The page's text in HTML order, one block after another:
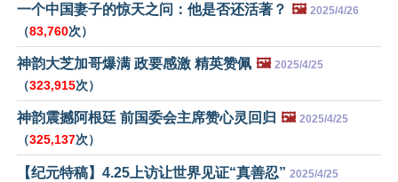
一个中国妻子的惊天之问：他是否还活著？ 🖼️ 2025/4/26
（83,760次）
神韵大芝加哥爆满 政要感激 精英赞佩 🖼️ 2025/4/25
（323,915次）
神韵震撼阿根廷 前国委会主席赞心灵回归 🖼️ 2025/4/25
（325,137次）
【纪元特稿】4.25上访让世界见证“真善忍” 2025/4/25